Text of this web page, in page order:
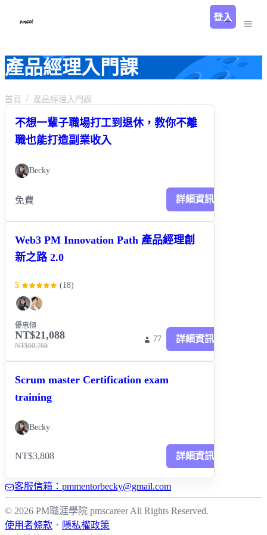
登入
產品經理入門課
首頁 產品經理入門課
不想一輩子職場打工到退休，教你不離
職也能打造副業收入
Becky
免費 詳細資訊
Web3 PM Innovation Path 產品經理創
新之路 2.0
5 (18)
優惠價
NT$21,088
NT$60,768
77 詳細資訊
Scrum master Certification exam
training
Becky
NT$3,808 詳細資訊
客服信箱：pmmentorbecky@gmail.com
© 2026 PM職涯學院 pmscareer All Rights Reserved.
使用者條款 ． 隱私權政策